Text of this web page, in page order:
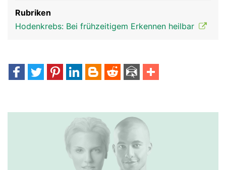
Rubriken
Hodenkrebs: Bei frühzeitigem Erkennen heilbar